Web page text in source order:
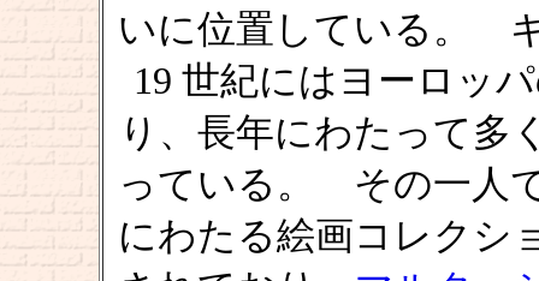
いに位置している。
19 世紀にはヨーロッ
り、長年にわたって多
っている。 その一人
にわたる絵画コレクシ